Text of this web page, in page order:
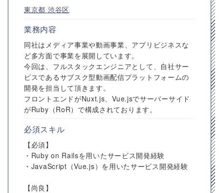
東京都 渋谷区
業務内容
同社はメディア事業や動画事業、アプリビジネスな
ど多方面で事業を展開しています。
今回は、フルスタックエンジニアとして、自社サー
ビスであるサブスク型動画配信プラットフォームの
開発を担当して頂きます。
フロントエンドがNuxt.js、Vue.jsでサーバーサイド
がRuby（RoR）で構成されております。
必須スキル
【必須】
・Ruby on Railsを用いたサービス開発経験
・JavaScript（Vue.js）を用いたサービス開発経験
【尚良】